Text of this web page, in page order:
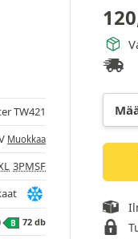
TW421
Muokkaa
3PMSF
B 72 db